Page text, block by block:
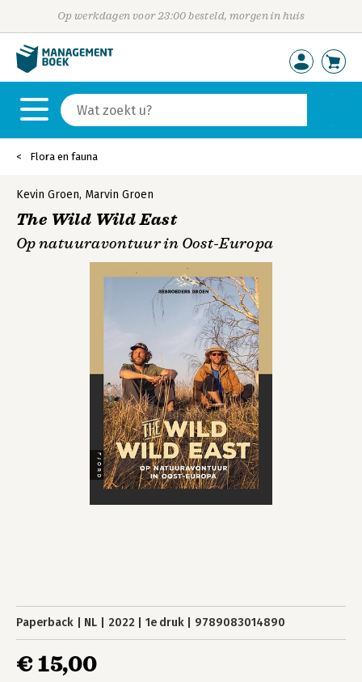
Op werkdagen voor 23:00 besteld, morgen in huis
Flora en fauna
Kevin Groen, Marvin Groen
The Wild Wild East
Op natuuravontuur in Oost-Europa
Paperback NL 2022 1e druk 9789083014890
€ 15,00